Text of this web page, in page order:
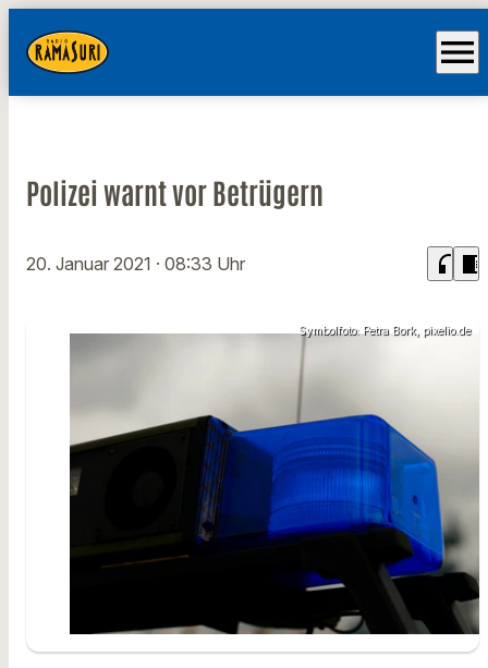
menu
Polizei warnt vor Betrügern
20. Januar 2021 · 08:33 Uhr headphones chrome_reader_mode
Symbolfoto: Petra Bork, pixelio.de